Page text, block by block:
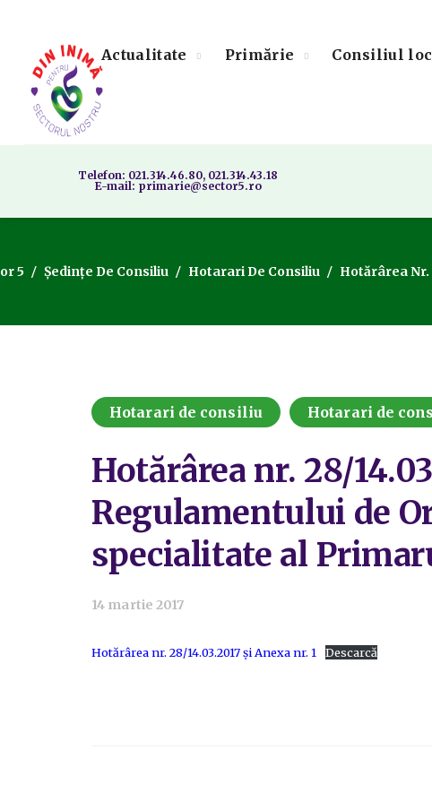
Actualitate Primărie Consiliul
Telefon: 021.314.46.80, 021.314.43.18
E-mail: primarie@sector5.ro
5 Ședințe De Consiliu Hotarari De Consiliu Hotărârea Nr.
Hotarari de consiliu Hotarari de
Hotărârea nr. 28/
Regulamentului de
specialitate al
14 martie 2017
Hotărârea nr. 28/14.03.2017 și Anexa nr. 1 Descarcă